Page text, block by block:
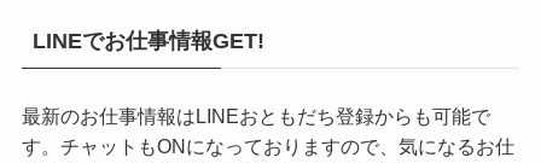
LINEでお仕事情報GET!
最新のお仕事情報はLINEおともだち登録からも可能で
す。チャットもONになっておりますので、気になるお仕